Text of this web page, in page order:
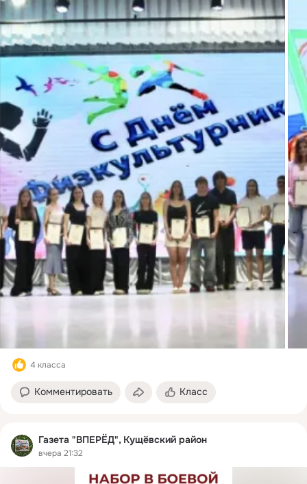
4 класса
Комментировать Класс
Газета "ВПЕРЁД", Кущёвский район
вчера 21:32